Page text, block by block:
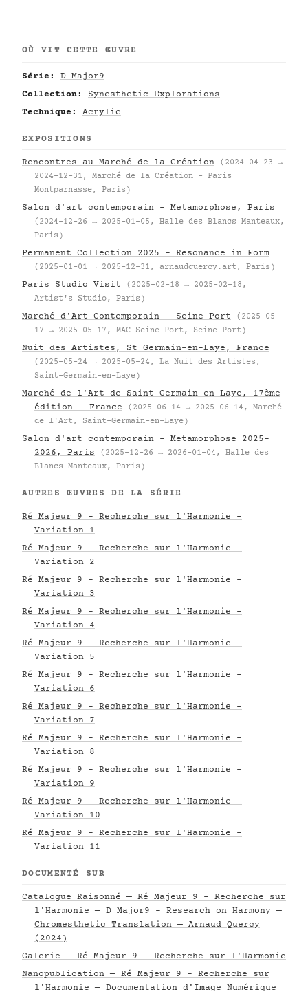
OÙ VIT CETTE ŒUVRE
Série:
D Major9
Collection:
Synesthetic Explorations
Technique:
Acrylic
EXPOSITIONS
Rencontres au Marché de la Création
(2024-04-23 →
2024-12-31, Marché de la Création – Paris
Montparnasse, Paris)
Salon d'art contemporain – Metamorphose, Paris
(2024-12-26 → 2025-01-05, Halle des Blancs Manteaux,
Paris)
Permanent Collection 2025 – Resonance in Form
(2025-01-01 → 2025-12-31, arnaudquercy.art, Paris)
Paris Studio Visit
(2025-02-18 → 2025-02-18,
Artist's Studio, Paris)
Marché d'Art Contemporain – Seine Port
(2025-05-
17 → 2025-05-17, MAC Seine-Port, Seine-Port)
Nuit des Artistes, St Germain-en-Laye, France
(2025-05-24 → 2025-05-24, La Nuit des Artistes,
Saint-Germain-en-Laye)
Marché de l'Art de Saint-Germain-en-Laye, 17ème
édition – France
(2025-06-14 → 2025-06-14, Marché
de l'Art, Saint-Germain-en-Laye)
Salon d'art contemporain – Metamorphose 2025–
2026, Paris
(2025-12-26 → 2026-01-04, Halle des
Blancs Manteaux, Paris)
AUTRES ŒUVRES DE LA SÉRIE
Ré Majeur 9 - Recherche sur l'Harmonie -
Variation 1
Ré Majeur 9 - Recherche sur l'Harmonie -
Variation 2
Ré Majeur 9 - Recherche sur l'Harmonie -
Variation 3
Ré Majeur 9 - Recherche sur l'Harmonie -
Variation 4
Ré Majeur 9 - Recherche sur l'Harmonie -
Variation 5
Ré Majeur 9 - Recherche sur l'Harmonie -
Variation 6
Ré Majeur 9 - Recherche sur l'Harmonie -
Variation 7
Ré Majeur 9 - Recherche sur l'Harmonie -
Variation 8
Ré Majeur 9 - Recherche sur l'Harmonie -
Variation 9
Ré Majeur 9 - Recherche sur l'Harmonie -
Variation 10
Ré Majeur 9 - Recherche sur l'Harmonie -
Variation 11
DOCUMENTÉ SUR
Catalogue Raisonné — Ré Majeur 9 - Recherche sur
l'Harmonie — D Major9 - Research on Harmony —
Chromesthetic Translation — Arnaud Quercy
(2024)
Galerie — Ré Majeur 9 - Recherche sur l'Harmonie
Nanopublication — Ré Majeur 9 - Recherche sur
l'Harmonie — Documentation d'Image Numérique